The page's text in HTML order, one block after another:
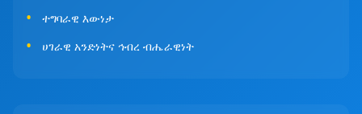
ተግባራዊ እውነታ
ሀገራዊ አንድነትና ኅብረ ብሔራዊነት